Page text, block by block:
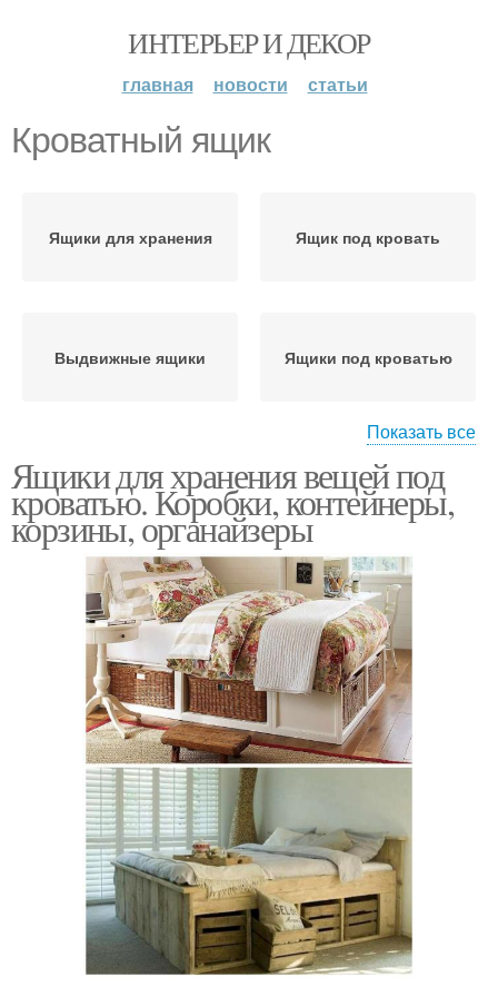
ИНТЕРЬЕР И ДЕКОР
главная новости статьи
Кроватный ящик
Ящики для хранения Ящик под кровать
Выдвижные ящики Ящики под кроватью
Удачные ящики
Ящик для постельного
белья
Показать все
Ящики для хранения вещей под
кроватью. Коробки, контейнеры,
корзины, органайзеры